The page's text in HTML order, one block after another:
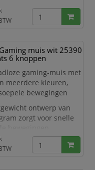
ultra-nauwkeurige
muis heeft zeven
en is uitgerust
met nylon bedekte
have voor je gami
muis wit 25390
6 knoppen
gaming-muis met
meerdere kleuren,
bewegingen
ontwerp van
zorgt voor snelle
geeft je
uniek en cool tintje